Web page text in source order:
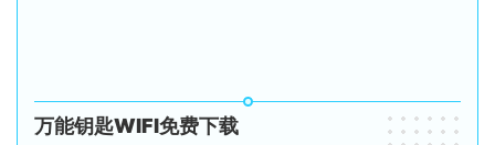
万能钥匙WIFI免费下载